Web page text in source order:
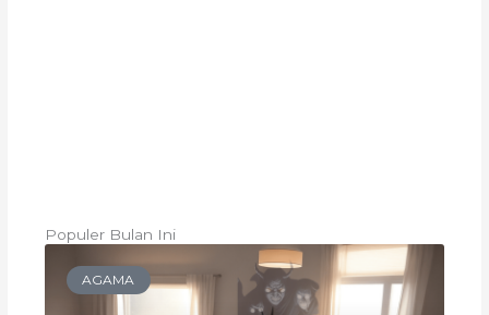
Populer Bulan Ini
AGAMA